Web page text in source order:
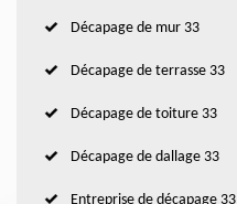
Décapage de mur 33
Décapage de terrasse 33
Décapage de toiture 33
Décapage de dallage 33
Entreprise de décapage 33